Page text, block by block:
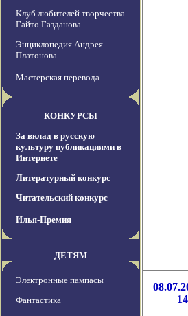
Клуб любителей творчества
Гайто Газданова
Энциклопедия Андрея
Платонова
Мастерская перевода
КОНКУРСЫ
За вклад в русскую
культуру публикациями в
Интернете
Литературный конкурс
Читательский конкурс
Илья-Премия
ДЕТЯМ
Электронные пампасы
Фантастика